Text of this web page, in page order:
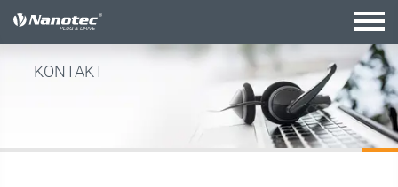
Aktive Kombination
KONTAKT